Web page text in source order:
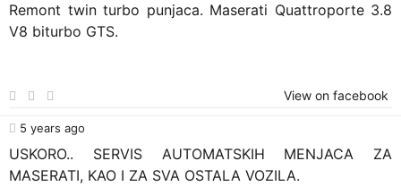
Remont twin turbo punjaca. Maserati Quattroporte 3.8
V8 biturbo GTS.
View on facebook
5 years ago
USKORO.. SERVIS AUTOMATSKIH MENJACA ZA
MASERATI, KAO I ZA SVA OSTALA VOZILA.